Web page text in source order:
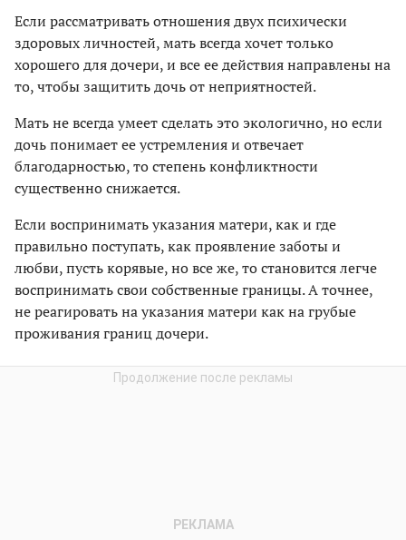
Если рассматривать отношения двух психически
здоровых личностей, мать всегда хочет только
хорошего для дочери, и все ее действия направлены на
то, чтобы защитить дочь от неприятностей.
Мать не всегда умеет сделать это экологично, но если
дочь понимает ее устремления и отвечает
благодарностью, то степень конфликтности
существенно снижается.
Если воспринимать указания матери, как и где
правильно поступать, как проявление заботы и
любви, пусть корявые, но все же, то становится легче
воспринимать свои собственные границы. А точнее,
не реагировать на указания матери как на грубые
проживания границ дочери.